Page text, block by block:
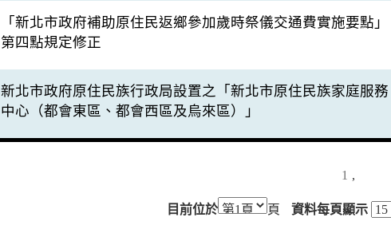
「新北市政府補助原住民返鄉參加歲時祭儀交通費實施要點」
第四點規定修正
新北市政府原住民族行政局設置之「新北市原住民族家庭服務
中心（都會東區、都會西區及烏來區）」
1 ,
目前位於 頁 資料每頁顯示